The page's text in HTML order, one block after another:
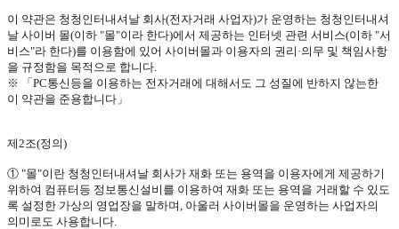
이 약관은 청청인터내셔날 회사(전자거래 사업자)가 운영하는 청청인터내셔
날 사이버 몰(이하 "몰"이라 한다)에서 제공하는 인터넷 관련 서비스(이하 "서
비스"라 한다)를 이용함에 있어 사이버몰과 이용자의 권리·의무 및 책임사항
을 규정함을 목적으로 합니다
※ 「 PC통신등을 이용하는 전자거래에 대해서도 그 성질에 반하지 않는한
이 약관을 준용합니다」
제2조(정의)
① "몰"이란 청청인터내셔날 회사가 재화 또는 용역을 이용자에게 제공하기
위하여 컴퓨터등 정보통신설비를 이용하여 재화 또는 용역을 거래할 수 있도
록 설정한 가상의 영업장을 말하며 아울러 사이버몰을 운영하는 사업자의
의미로도 사용합니다